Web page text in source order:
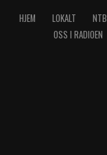
HJEM LOKALT NTB
OSS I RADIOEN